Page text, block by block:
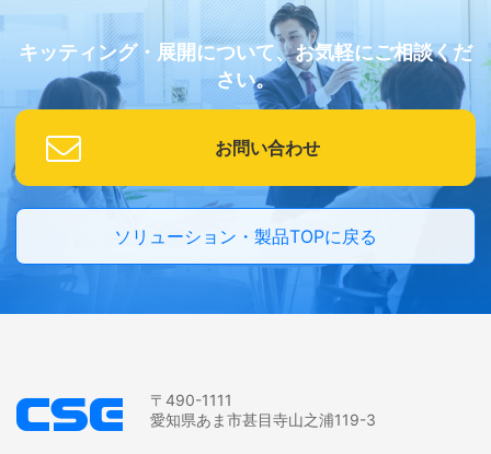
キッティング・展開について、お気軽にご相談くだ
さい。
お問い合わせ
ソリューション・製品TOPに戻る
〒490-1111
愛知県あま市甚目寺山之浦119-3